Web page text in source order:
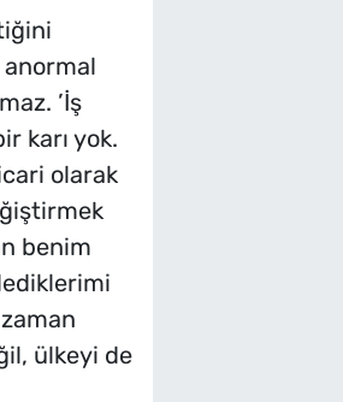
’İş
karı yok.
olarak
benim
ülkeyi de